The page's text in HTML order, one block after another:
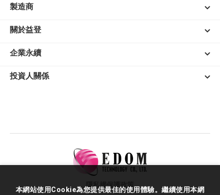
製造商
關於益登
企業永續
投資人關係
隱私權保護政策
本網站使用Cookie為您提供最佳的使用體驗。繼續使用本網